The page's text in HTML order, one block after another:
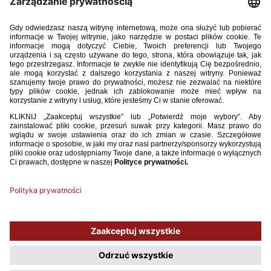
Trener reprezentacji Polski kobiet do lat 19 Nina Patalon
ogłosiła listę zawodniczek z lig zagranicznych, powołanych
na zgrupowanie i turniej towarzyski w La Mandze. W jego
ramach Polki zagrają ze Szwecją (4 marca, 18:00), Danią (6
marca, 14:00) oraz Holandią (8 marca, 14:00).
Lista powołanych zawodniczek:
Michelle Biskup (Borussia VfL Moenchengladbach)
Natalia Padilla Bidas (Malaga FC Feminino)
Używamy plików cookies, aby ułatwić Ci korzystanie z naszego serwisu
oraz do celów statystycznych. Jeśli nie blokujesz tych plików, to zgadzasz
się na ich użycie oraz zapisanie w pamięci urządzenia. Pamiętaj, że